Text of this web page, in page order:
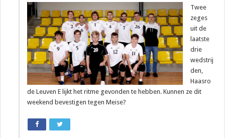
Twee
zeges
uit de
laatste
drie
wedstrij
den,
Haasro
de Leuven E lijkt het ritme gevonden te hebben. Kunnen ze dit
weekend bevestigen tegen Meise?